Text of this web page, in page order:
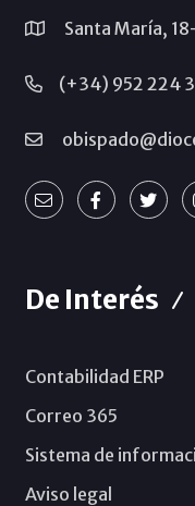
Santa María,
(+34) 952 224
De Interés
Contabilidad ERP
Correo 365
Sistema de
Aviso legal